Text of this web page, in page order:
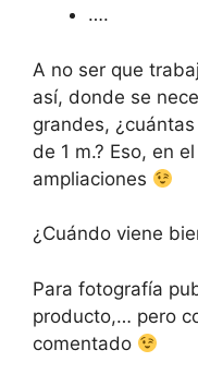
….
A no ser que
así, donde se
grandes,
de 1 m.? Eso, en
ampliaciones
¿Cuándo viene
Para fotografía
producto,… pero
comentado